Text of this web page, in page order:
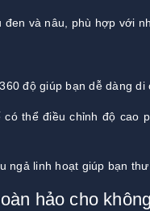
và nâu, phù hợp với
độ giúp bạn dễ dàng
có thể điều chỉnh độ
ngả linh hoạt giúp bạn
hảo cho